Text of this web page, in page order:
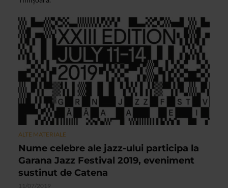
ALTE MATERIALE
Nume celebre ale jazz-ului participa la
Garana Jazz Festival 2019, eveniment
sustinut de Catena
11/07/2019